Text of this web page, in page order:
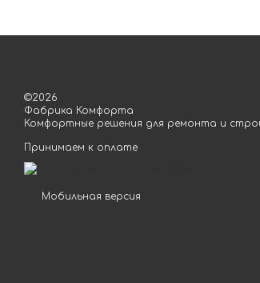
©2026
Фабрика Комфорта
Комфортные решения для ремонта и
Принимаем к оплате
Мобильная версия